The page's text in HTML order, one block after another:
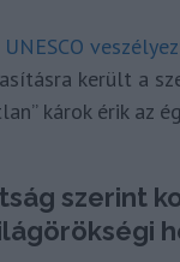
UNESCO
került a
károk érik az
szerint